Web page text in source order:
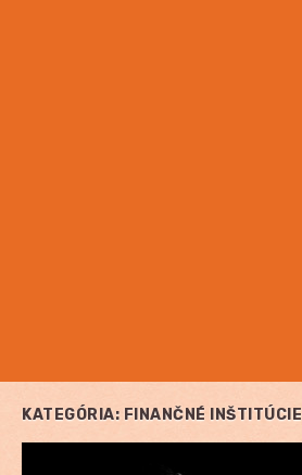
KATEGÓRIA: FINANČNÉ INŠTITÚCIE